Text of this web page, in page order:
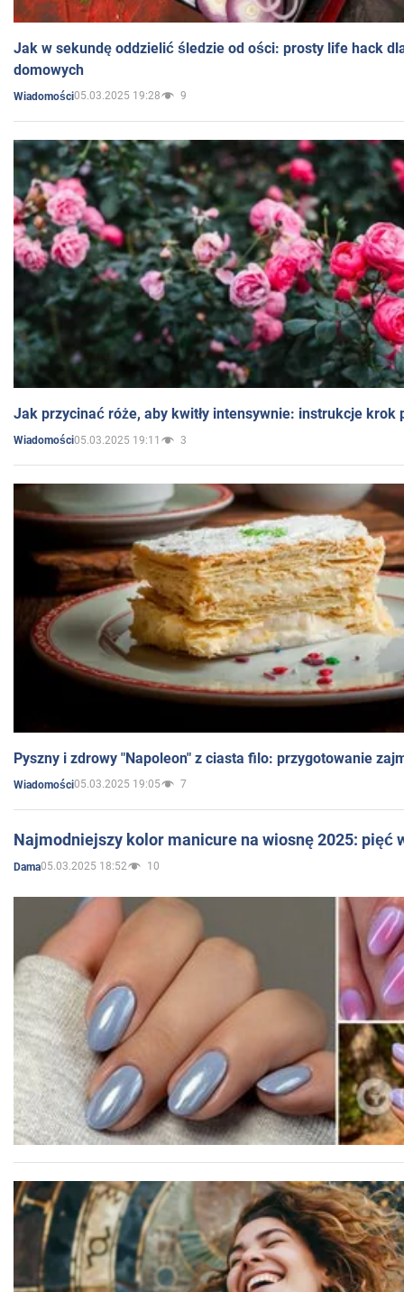
Jak w sekundę oddzielić śledzie od ości: prosty life hack
domowych
Wiadomości05.03.2025 19:28 9
Jak przycinać róże, aby kwitły intensywnie: instrukcje krok
Wiadomości05.03.2025 19:11 3
Pyszny i zdrowy "Napoleon" z ciasta filo: przygotowanie
Wiadomości05.03.2025 19:05 7
Najmodniejszy kolor manicure na wiosnę 2025: pięć
Dama05.03.2025 18:52 10